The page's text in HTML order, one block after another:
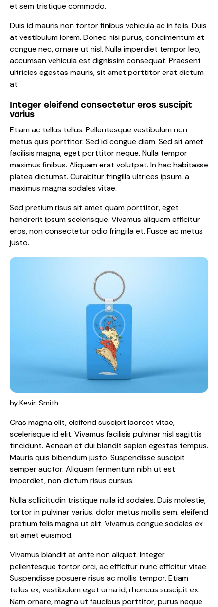
et sem tristique commodo.
Duis id mauris non tortor finibus vehicula ac in felis. Duis
at vestibulum lorem. Donec nisi purus, condimentum at
congue nec, ornare ut nisl. Nulla imperdiet tempor leo,
accumsan vehicula est dignissim consequat. Praesent
ultricies egestas mauris, sit amet porttitor erat dictum
at.
Integer eleifend consectetur eros suscipit
varius
Etiam ac tellus tellus. Pellentesque vestibulum non
metus quis porttitor. Sed id congue diam. Sed sit amet
facilisis magna, eget porttitor neque. Nulla tempor
maximus finibus. Aliquam erat volutpat. In hac habitasse
platea dictumst. Curabitur fringilla ultrices ipsum, a
maximus magna sodales vitae.
Sed pretium risus sit amet quam porttitor, eget
hendrerit ipsum scelerisque. Vivamus aliquam efficitur
eros, non consectetur odio fringilla et. Fusce ac metus
justo.
by Kevin Smith
Cras magna elit, eleifend suscipit laoreet vitae,
scelerisque id elit. Vivamus facilisis pulvinar nisl sagittis
tincidunt. Aenean et dui blandit sapien egestas tempus.
Mauris quis bibendum justo. Suspendisse suscipit
semper auctor. Aliquam fermentum nibh ut est
imperdiet, non dictum risus cursus.
Nulla sollicitudin tristique nulla id sodales. Duis molestie,
tortor in pulvinar varius, dolor metus mollis sem, eleifend
pretium felis magna ut elit. Vivamus congue sodales ex
sit amet euismod.
Vivamus blandit at ante non aliquet. Integer
pellentesque tortor orci, ac efficitur nunc efficitur vitae.
Suspendisse posuere risus ac mollis tempor. Etiam
tellus ex, vestibulum eget urna id, rhoncus suscipit ex.
Nam ornare, magna ut faucibus porttitor, purus neque